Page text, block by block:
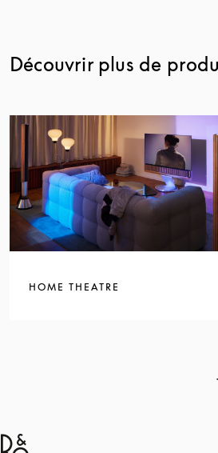
Découvrir plus de
HOME THEATRE